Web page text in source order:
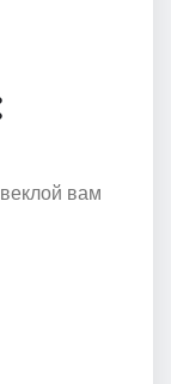
вам